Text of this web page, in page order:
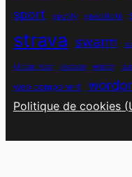
sport spotify spécificité
strava swarm
virtual host vscode watch
web component
Politique de cookies